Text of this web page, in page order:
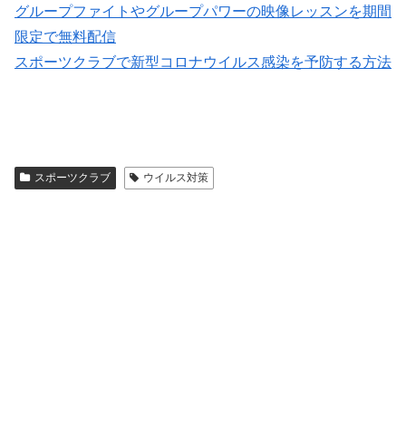
グループファイトやグループパワーの映像レッスンを期間
限定で無料配信
スポーツクラブで新型コロナウイルス感染を予防する方法
スポーツクラブ ウイルス対策